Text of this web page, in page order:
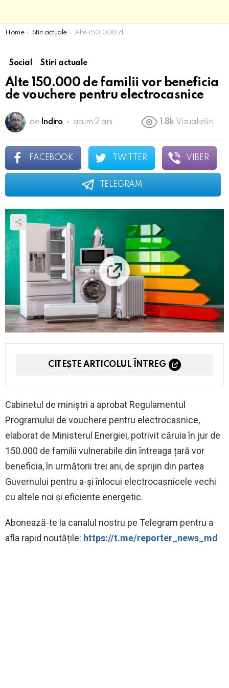
You are here:
Home Stiri actuale Alte 150.000 de familii vor beneficia de vouchere pentru electrocasnice
Social Stiri actuale
Alte 150.000 de familii vor beneficia
de vouchere pentru electrocasnice
de Indiro acum 2 ani 1.8k Vizualizări
FACEBOOK TWITTER VIBER
TELEGRAM
CITEȘTE ARTICOLUL ÎNTREG
Cabinetul de miniștri a aprobat Regulamentul
Programului de vouchere pentru electrocasnice,
elaborat de Ministerul Energiei, potrivit căruia în jur de
150.000 de familii vulnerabile din întreaga țară vor
beneficia, în următorii trei ani, de sprijin din partea
Guvernului pentru a-și înlocui electrocasnicele vechi
cu altele noi și eficiente energetic.
Abonează-te la canalul nostru pe Telegram pentru a
afla rapid noutățile: https://t.me/reporter_news_md